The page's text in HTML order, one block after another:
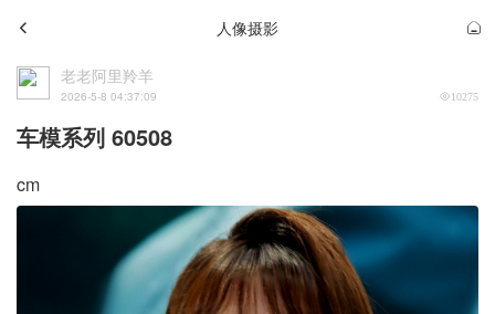
人像摄影
老老阿里羚羊
2026-5-8 04:37:09 10275
车模系列 60508
cm